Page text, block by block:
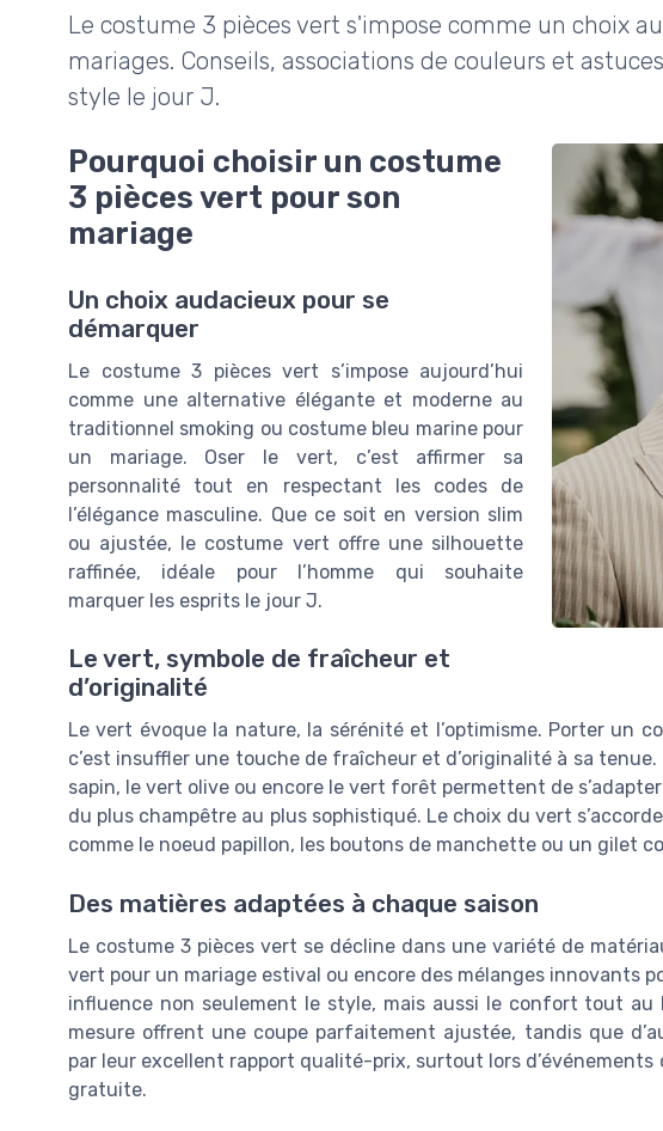
Le costume 3 pièces vert s'impose comme un choix
mariages. Conseils, associations de couleurs et
style le jour J.
Pourquoi choisir un costume
3 pièces vert pour son
mariage
Un choix audacieux pour se
démarquer
Le costume 3 pièces vert s’impose aujourd’hui
comme une alternative élégante et moderne au
traditionnel smoking ou costume bleu marine pour
un mariage. Oser le vert, c’est affirmer sa
personnalité tout en respectant les codes de
l’élégance masculine. Que ce soit en version slim
ou ajustée, le costume vert offre une silhouette
raffinée, idéale pour l’homme qui souhaite
marquer les esprits le jour J.
Le vert, symbole de fraîcheur et
d’originalité
Le vert évoque la nature, la sérénité et l’optimisme. Porter un
c’est insuffler une touche de fraîcheur et d’originalité à sa
sapin, le vert olive ou encore le vert forêt permettent de
du plus champêtre au plus sophistiqué. Le choix du vert
comme le noeud papillon, les boutons de manchette ou un gilet
Des matières adaptées à chaque saison
Le costume 3 pièces vert se décline dans une variété de
vert pour un mariage estival ou encore des mélanges innovants
influence non seulement le style, mais aussi le confort tout au
mesure offrent une coupe parfaitement ajustée, tandis que
par leur excellent rapport qualité-prix, surtout lors d’événements
gratuite.